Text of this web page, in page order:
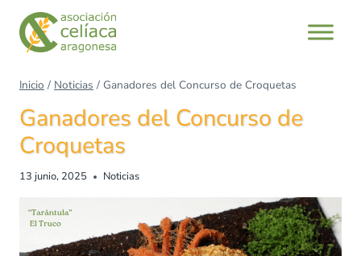
Saltar
contenido
Inicio / Noticias / Ganadores del Concurso de Croquetas
Ganadores del Concurso de
Croquetas
13 junio, 2025 Noticias